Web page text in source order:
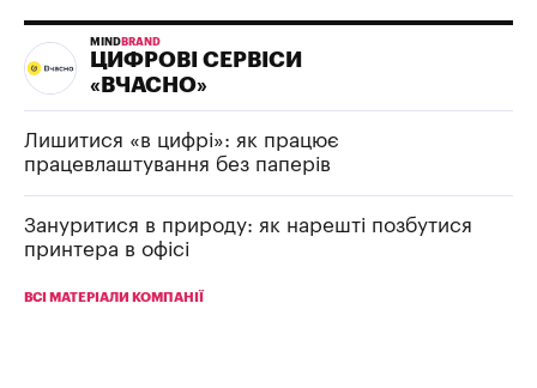
MIND BRAND
ЦИФРОВІ СЕРВІСИ
«ВЧАСНО»
Лишитися «в цифрі»: як працює
працевлаштування без паперів
Зануритися в природу: як нарешті позбутися
принтера в офісі
ВСІ МАТЕРІАЛИ КОМПАНІЇ